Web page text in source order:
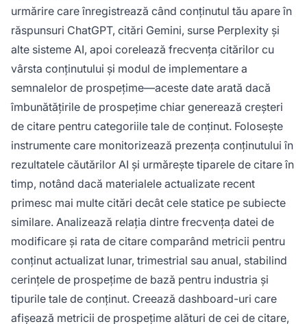
urmărire care înregistrează când conținutul tău apare în
răspunsuri ChatGPT, citări Gemini, surse Perplexity și
alte sisteme AI, apoi corelează frecvența citărilor cu
vârsta conținutului și modul de implementare a
semnalelor de prospețime—aceste date arată dacă
îmbunătățirile de prospețime chiar generează creșteri
de citare pentru categoriile tale de conținut. Folosește
instrumente care monitorizează prezența conținutului în
rezultatele căutărilor AI și urmărește tiparele de citare în
timp, notând dacă materialele actualizate recent
primesc mai multe citări decât cele statice pe subiecte
similare. Analizează relația dintre frecvența datei de
modificare și rata de citare comparând metricii pentru
conținut actualizat lunar, trimestrial sau anual, stabilind
cerințele de prospețime de bază pentru industria și
tipurile tale de conținut. Creează dashboard-uri care
afișează metricii de prospețime alături de cei de citare,